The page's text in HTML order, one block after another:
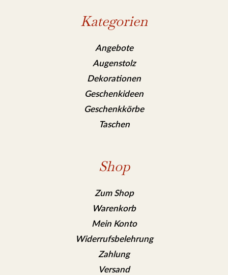
Kategorien
Angebote
Augenstolz
Dekorationen
Geschenkideen
Geschenkkörbe
Taschen
Shop
Zum Shop
Warenkorb
Mein Konto
Widerrufsbelehrung
Zahlung
Versand